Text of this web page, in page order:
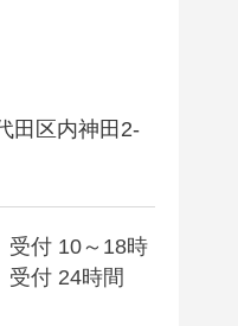
田区内神田2-
受付 10～18時
受付 24時間